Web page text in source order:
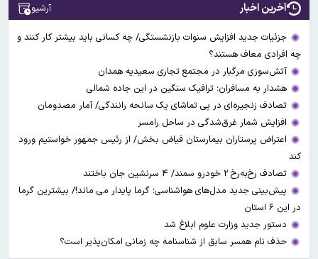
آخرین اخبار آرشیو
جزئیات جدید افزایش سنوات بازنشستگی/ چه کسانی باید بیشتر کار کنند و
چه افرادی معاف هستند؟
آتش‌سوزی مرگبار در مجتمع تجاری سعیدیه همدان
هشدار به مسافران؛ ترافیک سنگین در این جاده شمالی
تصادف زنجیره‌ای در پی تماشای یک سانحه رانندگی/ آمار مصدومان
افزایش شمار غرق‌شدگی در ساحل رامسر
اعتراض پرستاران بیمارستان فیاض بخش/ از رئیس جمهور خواستیم ورود
کند
تصادف رخ‌به‌رخ ۲ خودرو سمند/ ۴ سرنشین جان باختند
پیش‌بینی جدید مدل‌های هواشناسی؛ گرما پایدار می ماند!/ بیشترین گرما
در این ۶ استان
دستور جدید وزارت علوم ابلاغ شد
حذف نام همسر سابق از شناسنامه چه زمانی امکان‌پذیر است؟